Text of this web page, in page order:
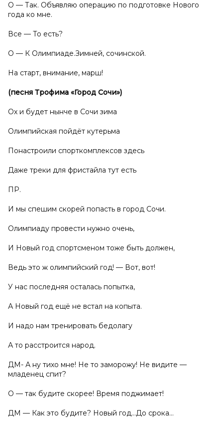
О — Так. Объявляю операцию по подготовке Нового
года ко мне.
Все — То есть?
О — К Олимпиаде.Зимней, сочинской.
На старт, внимание, марш!
(песня Трофима «Город Сочи»)
Ох и будет нынче в Сочи зима
Олимпийская пойдёт кутерьма
Понастроили спорткомплексов здесь
Даже треки для фристайла тут есть
ПР.
И мы спешим скорей попасть в город Сочи.
Олимпиаду провести нужно очень,
И Новый год спортсменом тоже быть должен,
Ведь это ж олимпийский год! — Вот, вот!
У нас последняя осталась попытка,
А Новый год ещё не встал на копыта.
И надо нам тренировать бедолагу
А то расстроится народ.
ДМ- А ну тихо мне! Не то заморожу! Не видите —
младенец спит?
О — так будите скорее! Время поджимает!
ДМ — Как это будите? Новый год…До срока…